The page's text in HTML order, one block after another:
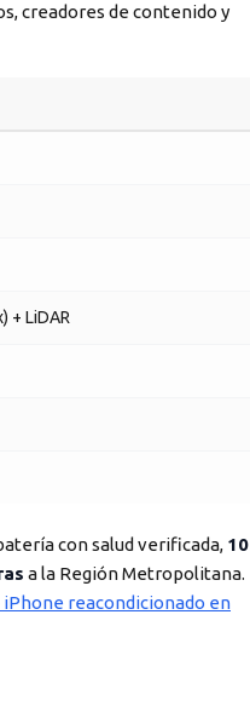
creadores de contenido y
+ LiDAR
con salud verificada, 10
a la Región Metropolitana.
iPhone reacondicionado en